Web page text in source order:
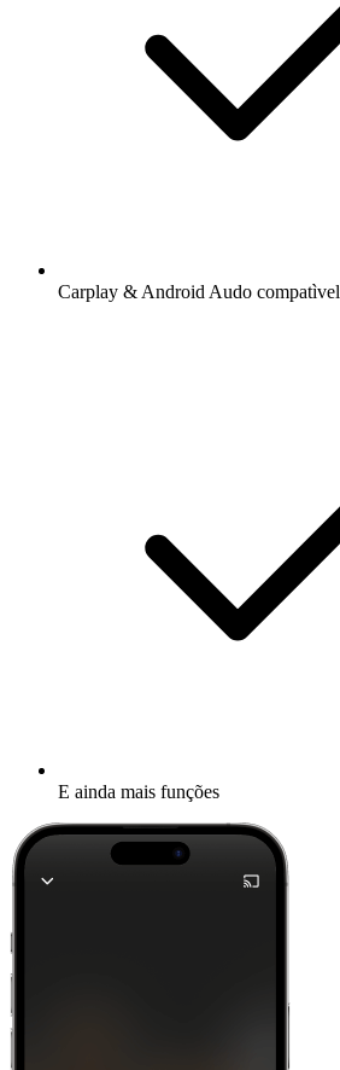
Carplay & Android Audo compatìvel
E ainda mais funções